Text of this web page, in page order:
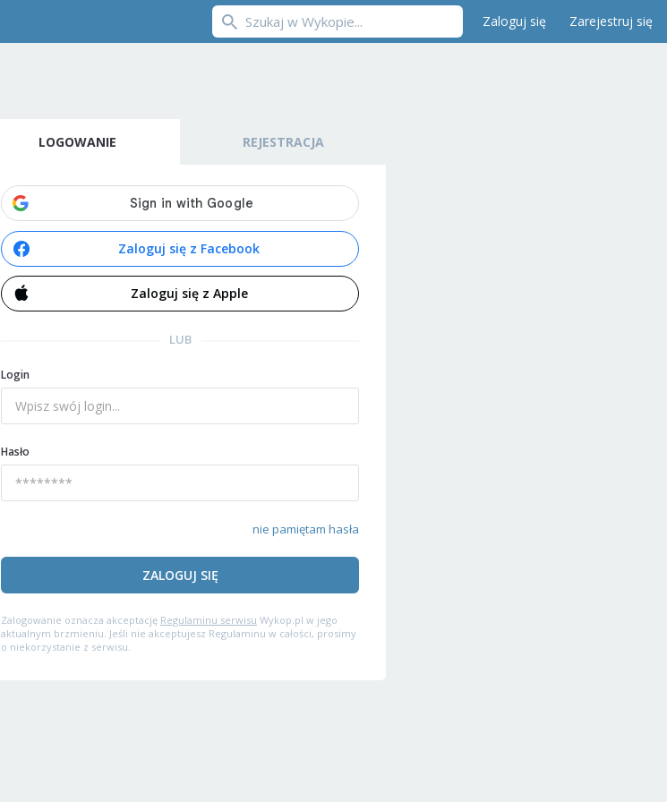
Zaloguj się Zarejestruj się
LOGOWANIE REJESTRACJA
Zaloguj się z Facebook
Zaloguj się z Apple
LUB
Login
Hasło
nie pamiętam hasła
ZALOGUJ SIĘ
Zalogowanie oznacza akceptację Regulaminu serwisu Wykop.pl w jego
aktualnym brzmieniu. Jeśli nie akceptujesz Regulaminu w całości, prosimy
o niekorzystanie z serwisu.